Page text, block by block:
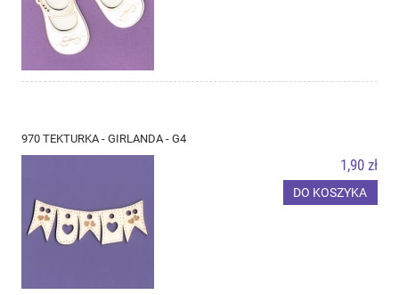
970 TEKTURKA - GIRLANDA - G4
1,90 zł
DO KOSZYKA